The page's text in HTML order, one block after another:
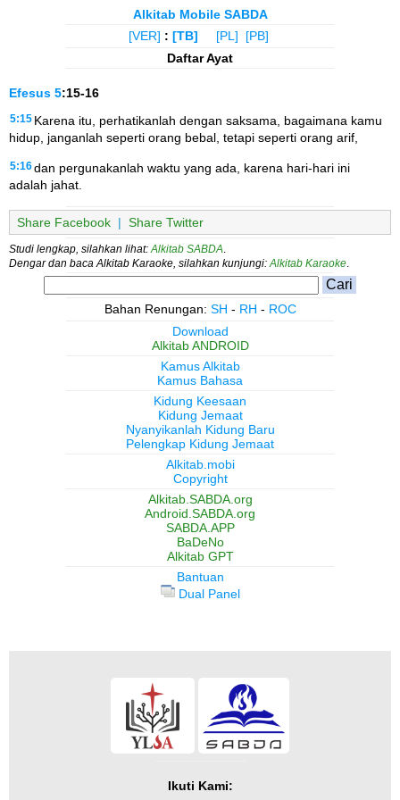
Alkitab Mobile SABDA
[VER] : [TB] [PL]
[PB]
Daftar Ayat
Efesus 5:15-16
5:15 Karena itu, perhatikanlah dengan saksama, bagaimana kamu
hidup, janganlah seperti orang bebal, tetapi seperti orang arif,
5:16dan pergunakanlah waktu yang ada, karena hari-hari ini
adalah jahat.
Share Facebook | Share Twitter
Studi lengkap, silahkan lihat: Alkitab SABDA
Dengar dan baca Alkitab Karaoke, silahkan kunjungi: Alkitab Karaoke
Bahan Renungan: SH - RH - ROC
Download
Alkitab ANDROID
Kamus Alkitab
Kamus Bahasa
Kidung Keesaan
Kidung Jemaat
Nyanyikanlah Kidung Baru
Pelengkap Kidung Jemaat
Alkitab.mobi
Copyright
Alkitab.SABDA.org
Android.SABDA.org
SABDA.APP
BaDeNo
Alkitab GPT
Bantuan
Dual Panel
Ikuti Kami: